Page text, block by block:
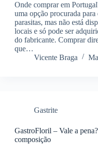
Onde comprar em
uma opção procurada
parasitas, mas não está
locais e só pode ser
do fabricante. Comprar
que…
Vicente Braga
Gastrite
GastroFloril – Vale a
composição